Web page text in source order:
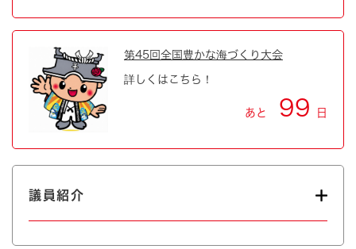
第45回全国豊かな海づくり大会
詳しくはこちら！
あと 99 日
議員紹介